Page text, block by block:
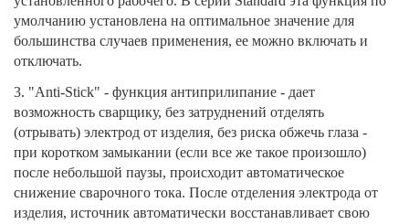
умолчанию установлена на оптимальное значение для
большинства случаев применения, ее можно включать и
отключать.
3. "Anti-Stick" - функция антиприлипание - дает
возможность сварщику, без затруднений отделять
(отрывать) электрод от изделия, без риска обжечь глаза -
при коротком замыкании (если все же такое произошло)
после небольшой паузы, происходит автоматическое
снижение сварочного тока. После отделения электрода от
изделия, источник автоматически восстанавливает свою